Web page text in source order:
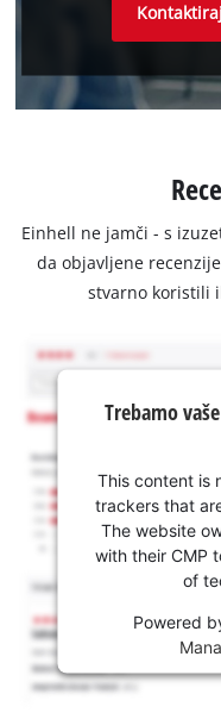
Einhell ne jamči - s
da objavljene
stvarno koristili
Trebamo
This content is
trackers that
The website
with their CMP
of
Powered